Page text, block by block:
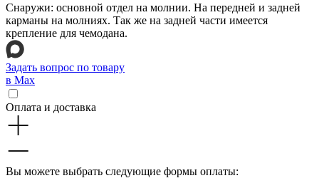
Снаружи: основной отдел на молнии. На передней и задней
карманы на молниях. Так же на задней части имеется
крепление для чемодана.
Задать вопрос по товару
в Max
Оплата и доставка
Вы можете выбрать следующие формы оплаты: